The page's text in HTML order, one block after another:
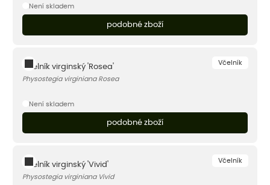
Není skladem
podobné zboží
Včelník
Včelník virginský 'Rosea'
Physostegia virginiana Rosea
Není skladem
podobné zboží
Včelník
Včelník virginský 'Vivid'
Physostegia virginiana Vivid